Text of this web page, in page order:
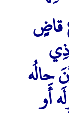
قاضٍ
حالُه
أَو